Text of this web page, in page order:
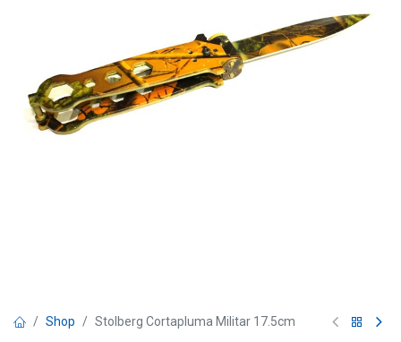
Shop Stolberg Cortapluma Militar 17.5cm